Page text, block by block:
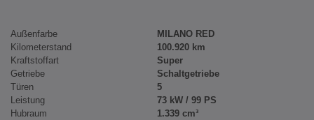
Außenfarbe
MILANO RED
Kilometerstand
100.920 km
Kraftstoffart
Super
Getriebe
Schaltgetriebe
Türen
5
Leistung
73 kW / 99 PS
Hubraum
1.339 cm³